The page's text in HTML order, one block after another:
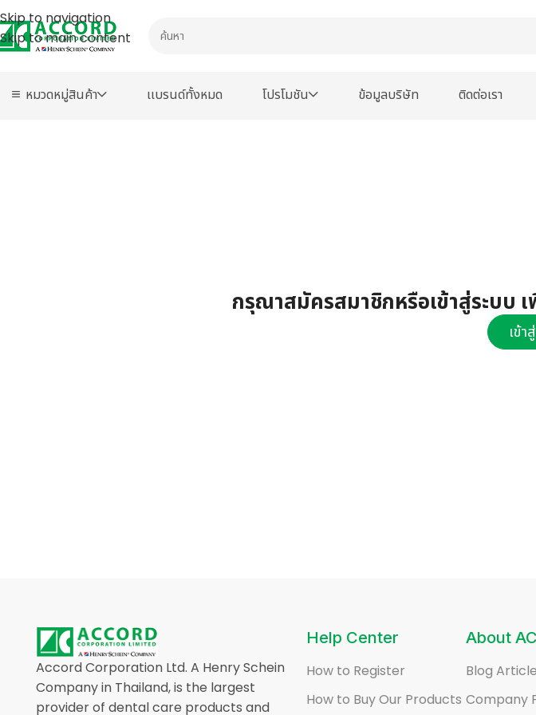
Skip to navigation
Skip to main content
หมวดหมู่สินค้า เเบรนด์ทั้งหมด โปรโมชัน ข้อมูลบริษัท ติดต่อเรา
กรุณาสมัครสมาชิกหรือเข้าสู่ระบบ
เข้า
Accord Corporation Ltd. A Henry Schein
Company in Thailand, is the largest
provider of dental care products and
Help Center
How to Register
How to Buy Our Products
About
Blog
Company